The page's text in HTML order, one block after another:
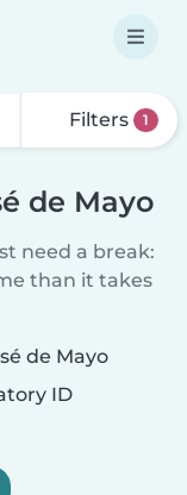
Filters 1
de Mayo
need a break:
than it takes
de Mayo
ID